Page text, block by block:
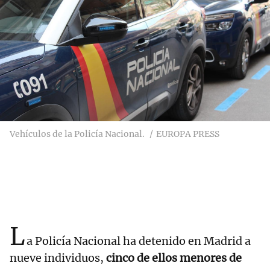
Vehículos de la Policía Nacional. EUROPA PRESS
La Policía Nacional ha detenido en Madrid a
nueve individuos, cinco de ellos menores de